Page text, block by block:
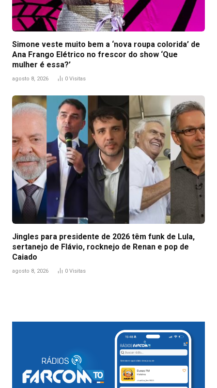
Simone veste muito bem a ‘nova roupa colorida’ de
Ana Frango Elétrico no frescor do show ‘Que
mulher é essa?’
agosto 8, 2026 0 Visitas
Jingles para presidente de 2026 têm funk de Lula,
sertanejo de Flávio, rocknejo de Renan e pop de
Caiado
agosto 8, 2026 0 Visitas